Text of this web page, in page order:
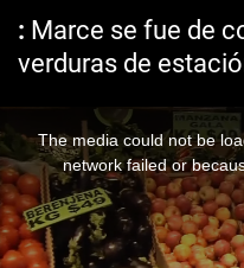
Marce se fue de
verduras de
The media could not be
network failed or